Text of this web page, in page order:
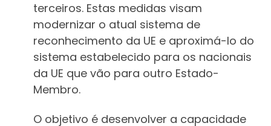
terceiros. Estas medidas visam
modernizar o atual sistema de
reconhecimento da UE e aproximá-lo do
sistema estabelecido para os nacionais
da UE que vão para outro Estado-
Membro.
O objetivo é desenvolver a capacidade